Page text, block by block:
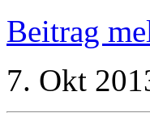
Beitrag
7. Okt